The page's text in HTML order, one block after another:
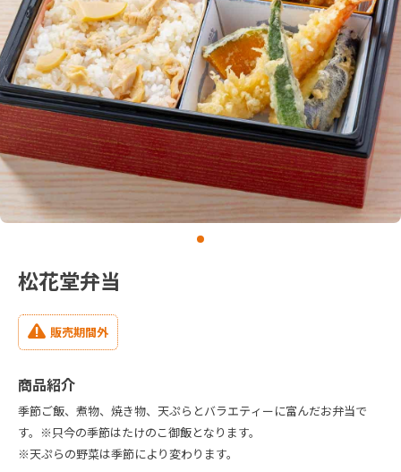
松花堂弁当
販売期間外
商品紹介
季節ご飯、煮物、焼き物、天ぷらとバラエティーに富んだお弁当で
す。※只今の季節はたけのこ御飯となります。
※天ぷらの野菜は季節により変わります。